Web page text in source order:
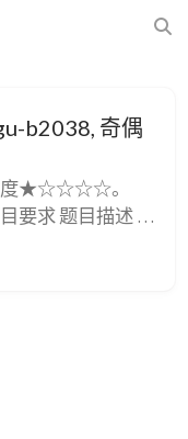
b2038, 奇偶
难度★☆☆☆☆。
要求 题目描述 任
字符 A 的 ASCII